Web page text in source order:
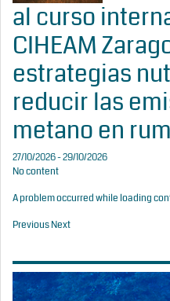
al curso
CIHEAM
estrategias
reducir las
metano en
27/10/2026 - 29/10/2026
No content
A problem occurred while loading
PreviousNext